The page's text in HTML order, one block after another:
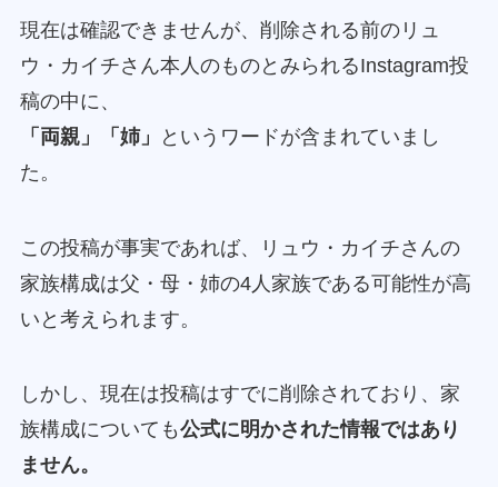
現在は確認できませんが、削除される前のリュ
ウ・カイチさん本人のものとみられるInstagram投
稿の中に、
「両親」「姉」
というワードが含まれていまし
た。
この投稿が事実であれば、リュウ・カイチさんの
家族構成は父・母・姉の4人家族である可能性が高
いと考えられます。
しかし、現在は投稿はすでに削除されており、家
族構成についても公式に明かされた情報ではあり
ません。